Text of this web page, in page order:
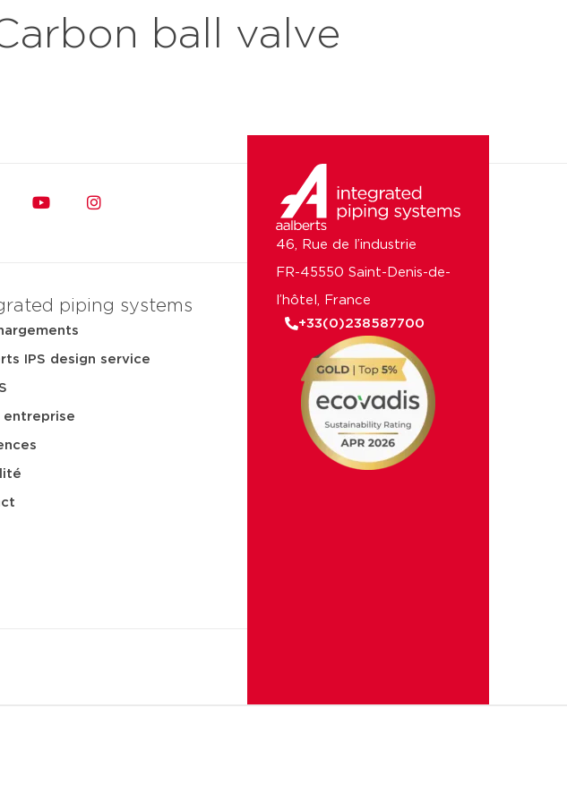
ball valve
piping systems
IPS design service
46, Rue de l’industrie
FR-45550 Saint-Denis-de-
l’hôtel, France
+33(0)238587700